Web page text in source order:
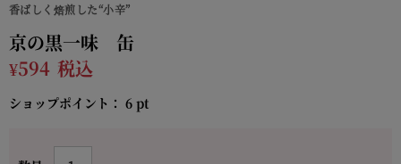
香ばしく焙煎した“小辛”
京の黒一味 缶
¥594 税込
ショップポイント： 6 pt